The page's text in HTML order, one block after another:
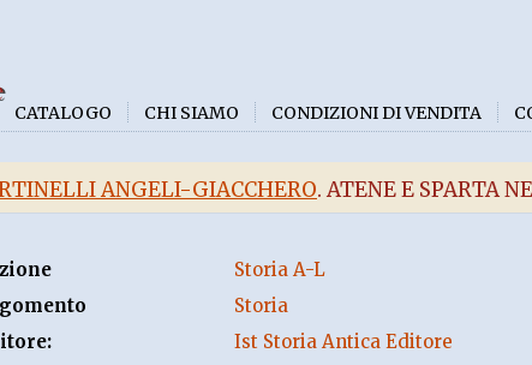
CATALOGO CHI SIAMO CONDIZIONI DI VENDITA
ANGELI-GIACCHERO. ATENE E SPARTA
Storia A-L
Storia
Ist Storia Antica Editore